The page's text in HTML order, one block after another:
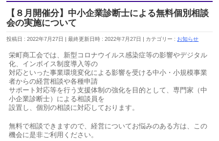
【８月開催分】中小企業診断士による無料個別相談
会の実施について
投稿日 : 2022年7月27日 最終更新日時 : 2022年7月27日 カテゴリー : お知らせ
栄町商工会では、新型コロナウイルス感染症等の影響やデジタル
化、インボイス制度導入等の
対応といった事業環境変化による影響を受ける中小・小規模事業
者からの経営相談や各種申請
サポート対応等を行う支援体制の強化を目的として、専門家（中
小企業診断士）による相談員を
設置し、個別の相談に対応しております。
無料で相談できますので、経営についてお悩みのある方は、この
機会に是非ご利用ください。